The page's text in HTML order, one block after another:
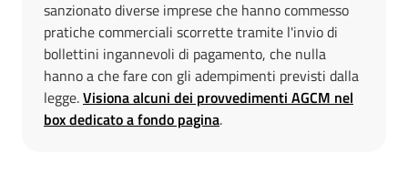
sanzionato diverse imprese che hanno commesso
pratiche commerciali scorrette tramite l'invio di
bollettini ingannevoli di pagamento, che nulla
hanno a che fare con gli adempimenti previsti dalla
legge.Visiona alcuni dei provvedimenti AGCM nel
box dedicato a fondo pagina.